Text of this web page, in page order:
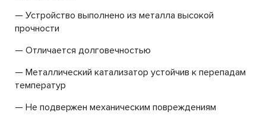
— Устройство выполнено из металла высокой
прочности
— Отличается долговечностью
— Металлический катализатор устойчив к перепадам
температур
— Не подвержен механическим повреждениям